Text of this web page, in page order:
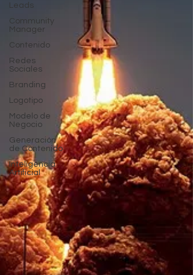
Leads
Community
Manager
Contenido
Redes
Sociales
Branding
Logotipo
Modelo de
Negocio
Generación
de Contenido
Inteligencia
Artificial